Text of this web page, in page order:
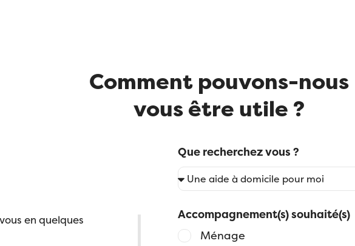
Comment pouvons-nous
vous être utile ?
en quelques
Que recherchez vous ?
Accompagnement(s) souhaité(s)
Ménage